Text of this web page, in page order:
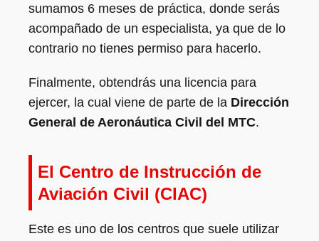
sumamos 6 meses de práctica, donde serás
acompañado de un especialista, ya que de lo
contrario no tienes permiso para hacerlo.
Finalmente, obtendrás una licencia para
ejercer, la cual viene de parte de la Dirección
General de Aeronáutica Civil del MTC.
El Centro de Instrucción de
Aviación Civil (CIAC)
Este es uno de los centros que suele utilizar